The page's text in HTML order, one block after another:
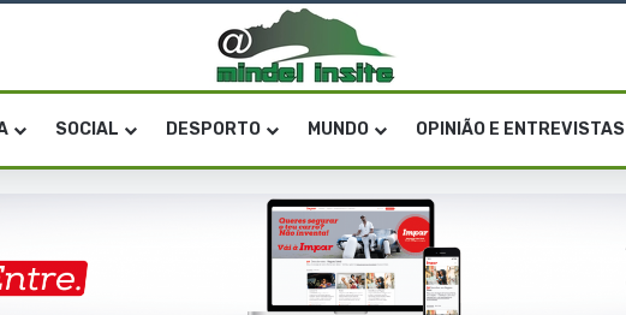
SOCIAL DESPORTO MUNDO OPINIÃO E ENTREVISTAS